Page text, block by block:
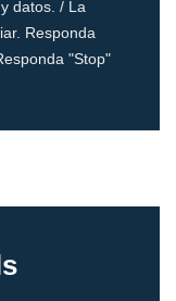
datos. / La
Responda
"Stop"